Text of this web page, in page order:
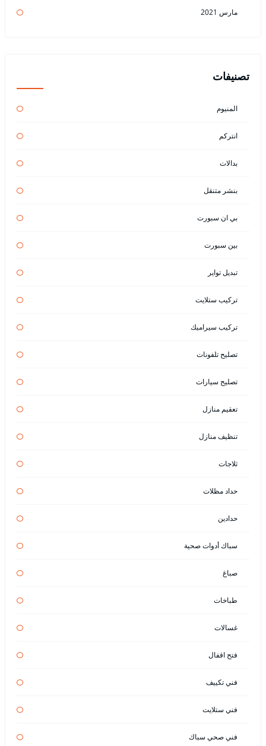
مارس 2021
تصنيفات
المنيوم
انتركم
بدالات
بنشر متنقل
بي ان سبورت
بين سبورت
تبديل تواير
تركيب ستلايت
تركيب سيراميك
تصليح تلفونات
تصليح سيارات
تعقيم منازل
تنظيف منازل
ثلاجات
حداد مظلات
حدادين
سباك أدوات صحية
صباغ
طباخات
غسالات
فتح اقفال
فني تكييف
فني ستلايت
فني صحي سباك